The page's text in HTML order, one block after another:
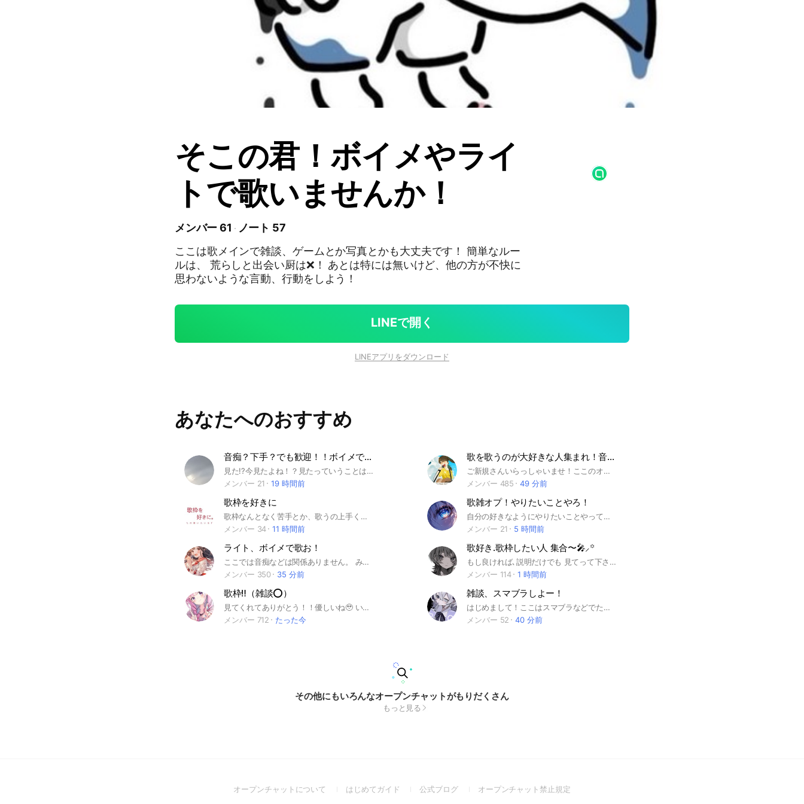
そこの君！ボイメやライ
トで歌いませんか！
メンバー 61
ノート 57
ここは歌メインで雑談、ゲームとか写真とかも大丈夫です！ 簡単なルー
ルは、 荒らしと出会い厨は❌！ あとは特には無いけど、他の方が不快に
思わないような言動、行動をしよう！
LINEで開く
LINEアプリをダウンロード
あなたへのおすすめ
音痴？下手？でも歓迎！！ボイメで歌お！！
見た!?今見たよね！？見たっていうことは入ってくれるっていうことだよね！ え？音痴？え？下手？でも入っていいよ！！なぜなら主も音痴だから！！楽しく歌おぉ！！ 歌の練習したいけど誰かに聴いてもらいたい！、歌を歌う自信ないから自信をつけたい！歌を聴きたい！っていう人もオッケーのオプチャだよ！！ なぜなら主もそうだから！！（そんな堂々と言えることじゃない） ボカロでもなんでも歌っていいよ！！！ 主はオプチャについて何も知らないのでそこは許して下さい！！ 主は時々いない時もあるのでそこはお願いします！！ 雑談、恋バナもオッケーのオプチャだよ！！ ⚠️荒らし目的で入るのはやめて下さい⚠️
メンバー 21
19 時間前
歌を歌うのが大好きな人集まれ！音痴でも歌うまでも誰でも大歓迎！
ご新規さんいらっしゃいませ！ここのオプチャでは歌を歌うのが大好きな人などが居ます！もし荒らしが居たら通報します、喧嘩などしてしまった場合は最悪の場合追放させていただきます。 何卒よろしくお願いします(*^^*)
メンバー 485
49 分前
歌枠を好きに
歌枠なんとなく苦手とか、歌うの上手くなりたいとかそんな人のためのオプにしたいと思ってる、かと言って審査とか僕からアドバイスとかは聞かれないとしません 自分らしく楽しくやれればいいでしょうなんてゆるい気持ちのオプです〜 のんびり気ままにゆったり歌枠しましょうってオプです
メンバー 34
11 時間前
歌雑オプ！やりたいことやろ！
自分の好きなようにやりたいことやってみたいことを共有しよ！ 荒らさないでね？ 管理人は頭悪いので期待しないでください、、、
メンバー 21
5 時間前
ライト、ボイメで歌お！
ここでは音痴などは関係ありません。 みんなが楽しいなと思える場所です。
メンバー 350
35 分前
歌好き.歌枠したい人 集合〜🎤⸝꙳
もし良ければ､説明だけでも 見てって下さい💬︎︎⟡ 即抜け❌️ 暴言❌️ 荒らし❌️ 出会い厨❌️ こちら､歌好きの方や雑談好きの方の オプとなっております！ ボイメで 歌うのはもちろんのこと､10人集まったら いっぱいライト開いて じゃんじゃん歌って話したりましょう！ もちろん聞き専も可○ 雑談/セリフ も可能ですが､歌メインでやって行きたいな と思っています✋🏻 セリフ枠は 管理人が棒読み過ぎるので（笑） 自分からは開きませんが､ セリフ枠したい！ と思ったら気軽に 言ってくれると嬉しいです🫵🏻 良かったら 入ってね 建設日：2025.8/17 #歌枠 #歌好き #歌 #ライト #ライトク #ライブトーク #雑談 #セリフ #セリフ枠 #歌雑
メンバー 114
1 時間前
歌枠‼️（雑談⭕️）
見てくれてありがとう！！優しいね🥹 いっぱいお話しよ！？いっぱい歌お！？ 管理人はどこにでもいる学生っ！！ 年齢関係なく入ってきてほしいな🥹話したいな🥹 ❌暴言・誹謗中傷・下ネタ❌ ⭕️ライト・ボイメ・雑談⭕️ ライブトークは雑談も多め！新規様も関係なく楽しくお話しよっ！ よろしくねー！お気軽に入ってきてねー！ 建て直し 6/21 #歌 #雑談
メンバー 712
たった今
雑談、スマブラしよー！
はじめまして！ここはスマブラなどでたくさんの人と交流しよう！という目的で作ったオプです！雑談がしたいという人も大歓迎です！他のゲームもサブトークでしてるので遠慮なく入ってください！あ、初心者も上級者も大歓迎ですよ^^気になったら是非はいってね！#スマブラ#雑談#ゲーム#楽しむ#交流#初心者#大歓迎
メンバー 52
40 分前
その他にもいろんなオープンチャットがもりだくさん
もっと見る
オープンチャットについて
(Openはじめてガイド
(Open公式ブログ
(Openオープンチャット禁止規定(Open